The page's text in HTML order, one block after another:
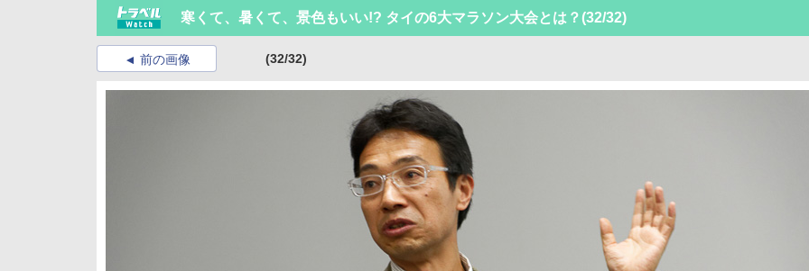
寒くて、暑くて、景色もいい!? タイの6大マラソン大会とは？(32/32)
前の画像 (32/32)